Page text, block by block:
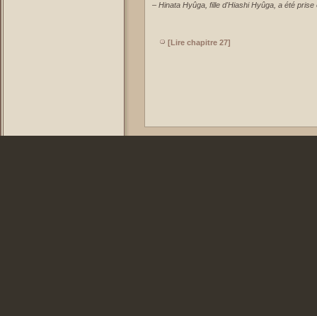
– Hinata Hyûga, fille d'Hiashi Hyûga, a été prise
[Lire chapitre 27]